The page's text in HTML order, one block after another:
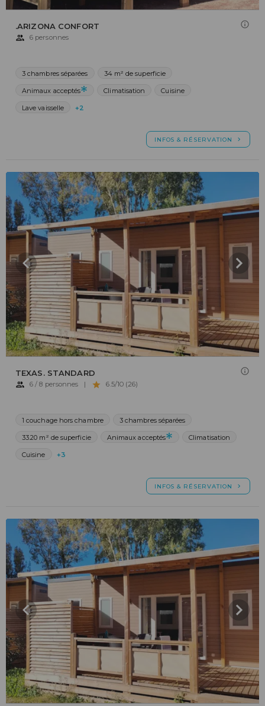
.ARIZONA CONFORT
6 personnes
3 chambres séparées 34 m² de superficie
Animaux acceptés Climatisation Cuisine
Lave vaisselle +2
INFOS & RÉSERVATION
TEXAS. STANDARD
6 / 8 personnes | 6.5/10 (26)
1 couchage hors chambre 3 chambres séparées
33.20 m² de superficie Animaux acceptés Climatisation
Cuisine +3
INFOS & RÉSERVATION